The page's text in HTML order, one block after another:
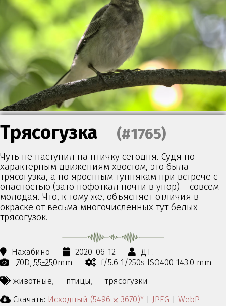
Трясогузка (#1765)
Чуть не наступил на птичку сегодня. Судя по
характерным движениям хвостом, это была
трясогузка, а по яростным тупнякам при встрече с
опасностью (зато пофоткал почти в упор) – совсем
молодая. Что, к тому же, объясняет отличия в
окраске от весьма многочисленных тут белых
трясогузок.
Нахабино 2020-06-12
Д.Г.
70D 55-250mm
f/5.6 1/250s ISO400 143.0 mm
животные,
птицы,
трясогузки
Скачать: Исходный (5496 ⨉ 3670)* | JPEG | WebP